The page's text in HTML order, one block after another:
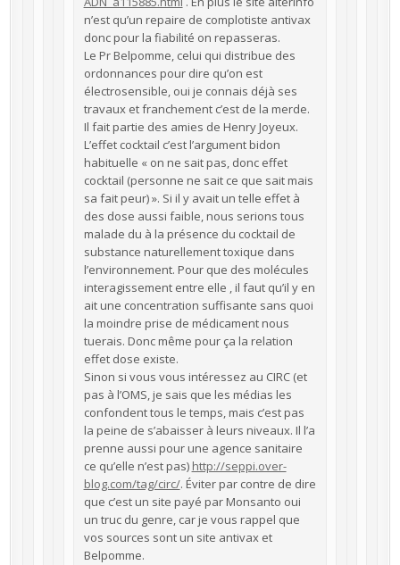
n’est qu’un repaire de complotiste antivax
donc pour la fiabilité on repasseras.
Le Pr Belpomme, celui qui distribue des
ordonnances pour dire qu’on est
électrosensible, oui je connais déjà ses
travaux et franchement c’est de la merde.
Il fait partie des amies de Henry Joyeux.
L’effet cocktail c’est l’argument bidon
habituelle « on ne sait pas, donc effet
cocktail (personne ne sait ce que sait mais
sa fait peur) ». Si il y avait un telle effet à
des dose aussi faible, nous serions tous
malade du à la présence du cocktail de
substance naturellement toxique dans
l’environnement. Pour que des molécules
interagissement entre elle , il faut qu’il y en
ait une concentration suffisante sans quoi
la moindre prise de médicament nous
tuerais. Donc même pour ça la relation
effet dose existe.
Sinon si vous vous intéressez au CIRC (et
pas à l’OMS, je sais que les médias les
confondent tous le temps, mais c’est pas
la peine de s’abaisser à leurs niveaux. Il l’a
prenne aussi pour une agence sanitaire
ce qu’elle n’est pas) http://seppi.over-
blog.com/tag/circ/. Éviter par contre de dire
que c’est un site payé par Monsanto oui
un truc du genre, car je vous rappel que
vos sources sont un site antivax et
Belpomme.